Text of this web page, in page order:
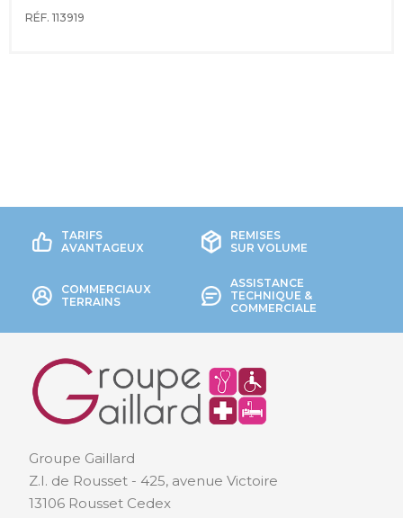
RÉF. 113919
TARIFS
AVANTAGEUX
REMISES
SUR VOLUME
COMMERCIAUX
TERRAINS
ASSISTANCE
TECHNIQUE &
COMMERCIALE
Groupe Gaillard
Z.I. de Rousset - 425, avenue Victoire
13106 Rousset Cedex